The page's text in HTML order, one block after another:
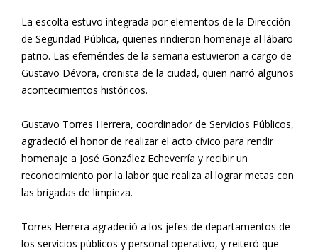
La escolta estuvo integrada por elementos de la Dirección
de Seguridad Pública, quienes rindieron homenaje al lábaro
patrio. Las efemérides de la semana estuvieron a cargo de
Gustavo Dévora, cronista de la ciudad, quien narró algunos
acontecimientos históricos.
Gustavo Torres Herrera, coordinador de Servicios Públicos,
agradeció el honor de realizar el acto cívico para rendir
homenaje a José González Echeverría y recibir un
reconocimiento por la labor que realiza al lograr metas con
las brigadas de limpieza.
Torres Herrera agradeció a los jefes de departamentos de
los servicios públicos y personal operativo, y reiteró que